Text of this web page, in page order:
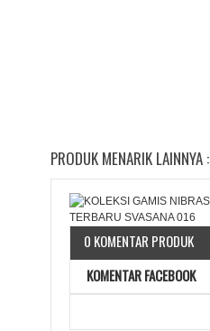
PRODUK MENARIK LAINNYA :
0 KOMENTAR PRODUK
KOMENTAR FACEBOOK